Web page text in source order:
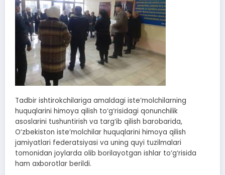
Tadbir ishtirokchilariga amaldagi iste’molchilarning
huquqlarini himoya qilish to‘g‘risidagi qonunchilik
asoslarini tushuntirish va targ‘ib qilish barobarida,
O‘zbekiston iste’molchilar huquqlarini himoya qilish
jamiyatlari federatsiyasi va uning quyi tuzilmalari
tomonidan joylarda olib borilayotgan ishlar to‘g‘risida
ham axborotlar berildi.